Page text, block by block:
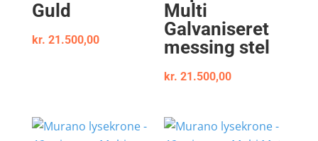
Guld
kr. 21.500,00
Multi
Galvaniseret
messing stel
kr. 21.500,00